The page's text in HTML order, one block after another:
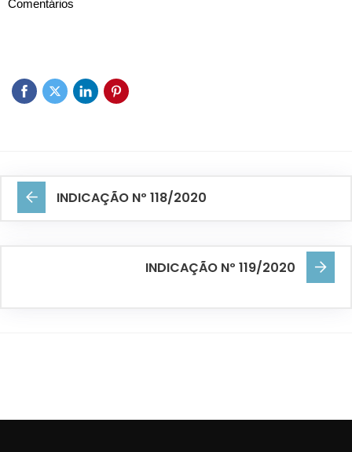
Comentários
INDICAÇÃO Nº 118/2020
INDICAÇÃO Nº 119/2020